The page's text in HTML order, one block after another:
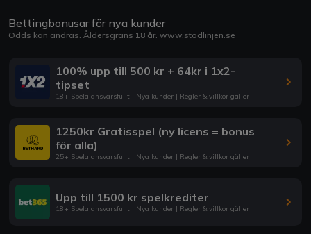
Bettingbonusar för nya kunder
Odds kan ändras. Åldersgräns 18 år. www.stödlinjen.se
100% upp till 500 kr + 64kr i 1x2-
tipset
18+ Spela ansvarsfullt | Nya kunder | Regler & villkor gäller
1250kr Gratisspel (ny licens = bonus
för alla)
25+ Spela ansvarsfullt | Nya kunder | Regler & villkor gäller
Upp till 1500 kr spelkrediter
18+ Spela ansvarsfullt | Nya kunder | Regler & villkor gäller